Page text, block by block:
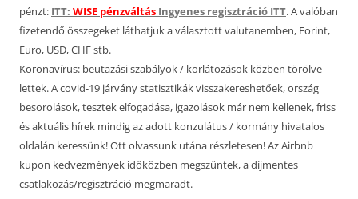
pénzt: ITT: WISE pénzváltás Ingyenes regisztráció ITT. A valóban
fizetendő összegeket láthatjuk a választott valutanemben, Forint,
Euro, USD, CHF stb.
Koronavírus: beutazási szabályok / korlátozások közben törölve
lettek. A covid-19 járvány statisztikák visszakereshetőek, ország
besorolások, tesztek elfogadása, igazolások már nem kellenek, friss
és aktuális hírek mindig az adott konzulátus / kormány hivatalos
oldalán keressünk! Ott olvassunk utána részletesen! Az Airbnb
kupon kedvezmények időközben megszűntek, a díjmentes
csatlakozás/regisztráció megmaradt.